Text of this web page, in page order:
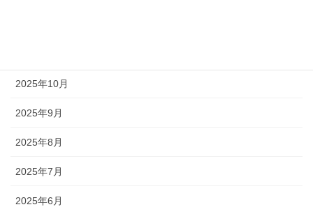
2025年10月
2025年9月
2025年8月
2025年7月
2025年6月